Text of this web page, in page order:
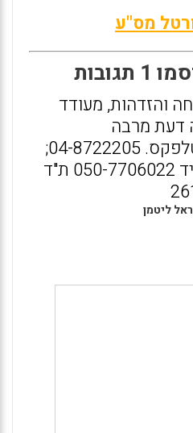
מס"ע
והזדהות, מעודד
דעת מרבה
אושר,ישראל ליטמןטלפקס. 04-8722205;
טל. 04-8729706; נייד 050-7706022 ת"ד
ליטמן